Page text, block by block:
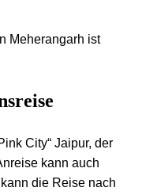
Meherangarh ist
City“ Jaipur, der
kann auch
die Reise nach